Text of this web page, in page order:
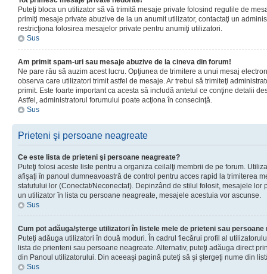
Puteţi bloca un utilizator să vă trimită mesaje private folosind regulile de
primiţi mesaje private abuzive de la un anumit utilizator, contactaţi un
restricţiona folosirea mesajelor private pentru anumiţi utilizatori.
Sus
Am primit spam-uri sau mesaje abuzive de la cineva din forum!
Ne pare rău să auzim acest lucru. Opţiunea de trimitere a unui mesaj
observa care utilizatori trimit astfel de mesaje. Ar trebui să trimiteţi
primit. Este foarte important ca acesta să includă antetul ce conţine detalii
Astfel, administratorul forumului poate acţiona în consecinţă.
Sus
Prieteni şi persoane neagreate
Ce este lista de prieteni şi persoane neagreate?
Puteţi folosi aceste liste pentru a organiza ceilalţi membrii de pe forum.
afişaţi în panoul dumneavoastră de control pentru acces rapid la trimiterea
statutului lor (Conectat/Neconectat). Depinzând de stilul folosit, mesajele lor
un utilizator în lista cu persoane neagreate, mesajele acestuia vor ascunse.
Sus
Cum pot adăuga/şterge utilizatori în listele mele de prieteni sau persoane
Puteţi adăuga utilizatori în două moduri. În cadrul fiecărui profil al
lista de prienteni sau persoane neagreate. Alternativ, puteţi adăuga direct
din Panoul utilizatorului. Din aceeaşi pagină puteţi să şi ştergeţi nume din
Sus